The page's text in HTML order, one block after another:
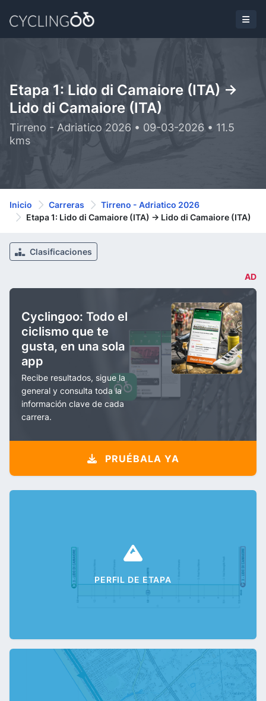
Etapa 1: Lido di Camaiore (ITA) ->
Lido di Camaiore (ITA)
Tirreno - Adriatico 2026 • 09-03-2026 • 11.5
kms
Inicio Carreras
Tirreno - Adriatico 2026
Etapa 1: Lido di Camaiore (ITA) -> Lido di Camaiore (ITA)
Clasificaciones
AD
Cyclingoo: Todo el
ciclismo que te
gusta, en una sola
app
Recibe resultados, sigue la
general y consulta toda la
información clave de cada
carrera.
PRUÉBALA YA
PERFIL DE ETAPA